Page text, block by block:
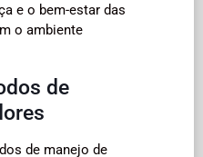
e o bem-estar das
o ambiente
de
de manejo de